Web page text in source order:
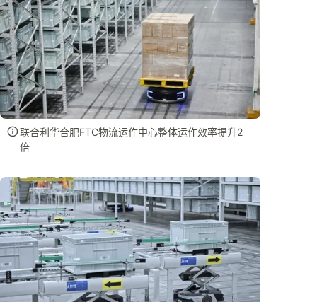
联合利华合肥FTC物流运作中心整体运作效率提升2
倍